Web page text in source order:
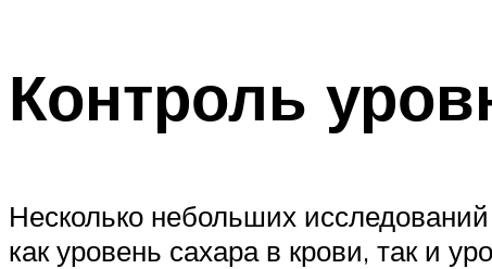
Контроль
Несколько небольших
как уровень сахара в крови, так и